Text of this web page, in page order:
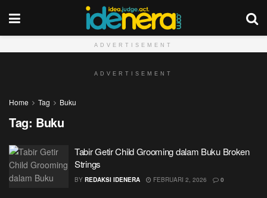
ADVERTISEMENT
ADVERTISEMENT
Home Tag Buku
Tag: Buku
Tabir Getir Child Grooming dalam Buku Broken
Strings
BY REDAKSI IDENERA FEBRUARI 2, 2026 0